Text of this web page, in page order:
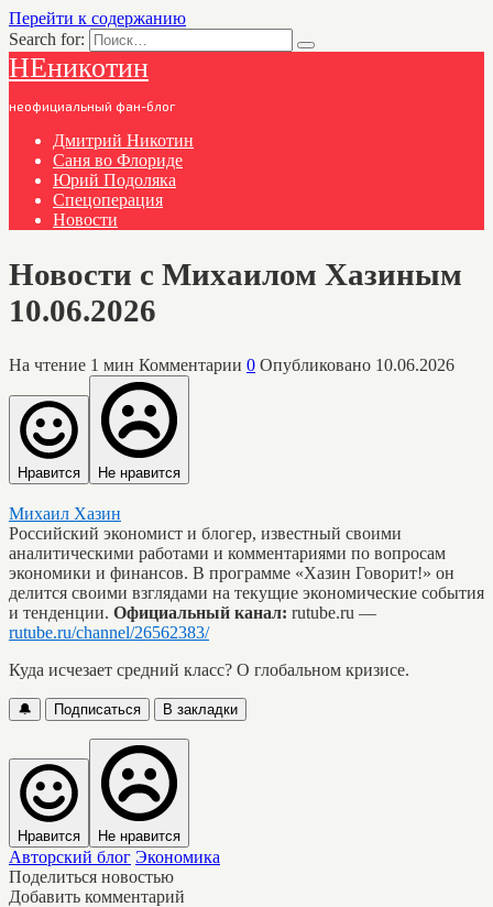
Перейти к содержанию
Search for:
НЕникотин
неофициальный фан-блог
Дмитрий Никотин
Саня во Флориде
Юрий Подоляка
Спецоперация
Новости
Новости с Михаилом Хазиным
10.06.2026
На чтение 1 мин Комментарии 0 Опубликовано 10.06.2026
Нравится Не нравится
Михаил Хазин
Российский экономист и блогер, известный своими
аналитическими работами и комментариями по вопросам
экономики и финансов. В программе «Хазин Говорит!» он
делится своими взглядами на текущие экономические события
и тенденции. Официальный канал: rutube.ru —
rutube.ru/channel/26562383/
Куда исчезает средний класс? О глобальном кризисе.
🔔 Подписаться В закладки
Нравится Не нравится
Авторский блог Экономика
Поделиться новостью
Добавить комментарий